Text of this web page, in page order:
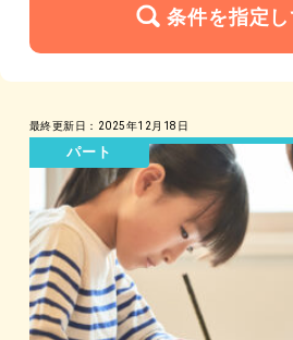
条件を指定
最終更新日：2025年12月18日
パート